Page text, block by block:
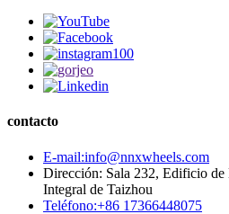
contacto
E-mail:info@nnxwheels.com
Dirección: Sala 232, Edificio de
Integral de Taizhou
Teléfono:+86 17366448075